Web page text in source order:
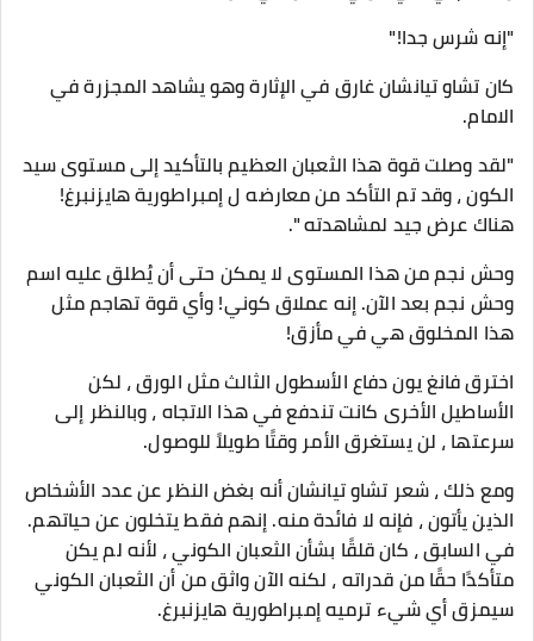
"إنه شرس جدا!"
كان تشاو تيانشان غارق في الإثارة وهو يشاهد المجزرة في
الامام.
"لقد وصلت قوة هذا الثعبان العظيم بالتأكيد إلى مستوى سيد
الكون ، وقد تم التأكد من معارضه ل إمبراطورية هايزنبرغ!
هناك عرض جيد لمشاهدته ".
وحش نجم من هذا المستوى لا يمكن حتى أن يُطلق عليه اسم
وحش نجم بعد الآن. إنه عملاق كوني! وأي قوة تهاجم مثل
هذا المخلوق هي في مأزق!
اخترق فانغ يون دفاع الأسطول الثالث مثل الورق ، لكن
الأساطيل الأخرى كانت تندفع في هذا الاتجاه ، وبالنظر إلى
سرعتها ، لن يستغرق الأمر وقتًا طويلاً للوصول.
ومع ذلك ، شعر تشاو تيانشان أنه بغض النظر عن عدد الأشخاص
الذين يأتون ، فإنه لا فائدة منه. إنهم فقط يتخلون عن حياتهم.
في السابق ، كان قلقًا بشأن الثعبان الكوني ، لأنه لم يكن
متأكدًا حقًا من قدراته ، لكنه الآن واثق من أن الثعبان الكوني
سيمزق أي شيء ترميه إمبراطورية هايزنبرغ.